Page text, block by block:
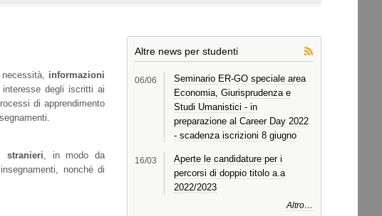
informazioni
degli iscritti ai
di apprendimento
stranieri, in modo da
nonché di
Altre news per studenti
06/06
Seminario ER-GO speciale area
Economia, Giurisprudenza e
Studi Umanistici - in
preparazione al Career Day 2022
- scadenza iscrizioni 8 giugno
16/03
Aperte le candidature per i
percorsi di doppio titolo a.a
2022/2023
Altro…